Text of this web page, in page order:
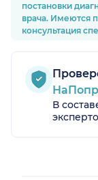
постановки
врача. Имеются
консультация
В